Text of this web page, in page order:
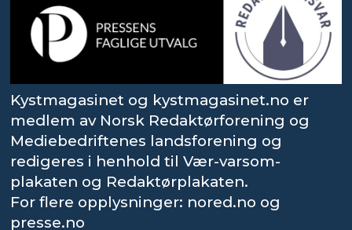
Kystmagasinet og kystmagasinet.no er
medlem av Norsk Redaktørforening og
Mediebedriftenes landsforening og
redigeres i henhold til Vær-varsom-
plakaten og Redaktørplakaten.
For flere opplysninger: nored.no og
presse.no